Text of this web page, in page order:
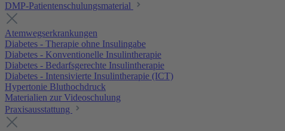
DMP-Patientenschulungsmaterial
Atemwegserkrankungen
Diabetes - Therapie ohne Insulingabe
Diabetes - Konventionelle Insulintherapie
Diabetes - Bedarfsgerechte Insulintherapie
Diabetes - Intensivierte Insulintherapie (ICT)
Hypertonie Bluthochdruck
Materialien zur Videoschulung
Praxisausstattung